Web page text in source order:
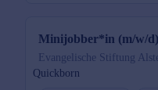
Minijobber*in (m/w/
Evangelische Stiftung
Quickborn